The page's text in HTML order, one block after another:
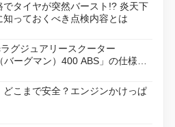
でタイヤが突然バースト!? 炎天下
知っておくべき点検内容とは
グジュアリースクーター
バーグマン）400 ABS」の仕様を
に発売
どこまで安全？エンジンかけっぱ